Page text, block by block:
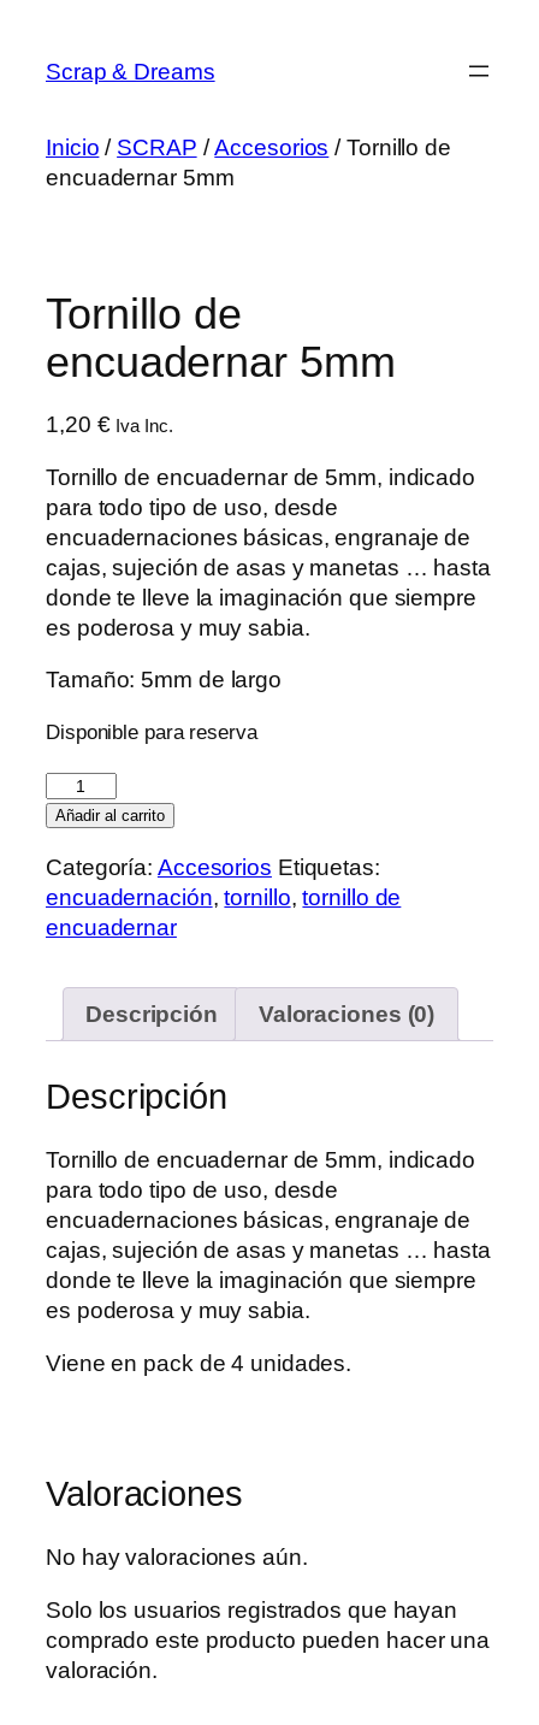
contenido
Scrap & Dreams
Inicio / SCRAP /Accesorios / Tornillo de
encuadernar 5mm
Tornillo de
encuadernar 5mm
1,20 € Iva Inc.
Tornillo de encuadernar de 5mm, indicado
para todo tipo de uso, desde
encuadernaciones básicas, engranaje de
cajas, sujeción de asas y manetas … hasta
donde te lleve la imaginación que siempre
es poderosa y muy sabia.
Tamaño: 5mm de largo
Disponible para reserva
Tornillo
de
5mm
cantidad
Añadir al carrito
Categoría: Accesorios Etiquetas:
encuadernación,tornillo,tornillo de
encuadernar
Descripción Valoraciones (0)
Descripción
Tornillo de encuadernar de 5mm, indicado
para todo tipo de uso, desde
encuadernaciones básicas, engranaje de
cajas, sujeción de asas y manetas … hasta
donde te lleve la imaginación que siempre
es poderosa y muy sabia.
Viene en pack de 4 unidades.
Valoraciones
No hay valoraciones aún.
Solo los usuarios registrados que hayan
comprado este producto pueden hacer una
valoración.